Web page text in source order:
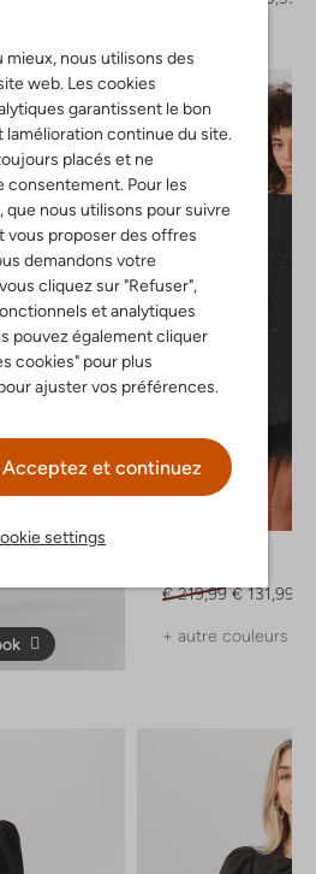
mieux, nous utilisons des
web. Les cookies
garantissent le bon
continue du site.
placés et ne
consentement. Pour les
que nous utilisons pour suivre
vous proposer des offres
demandons votre
cliquez sur "Refuser",
et analytiques
pouvez également cliquer
cookies" pour plus
ajuster vos préférences.
Acceptez et continuez
settings
€ 219,99 € 131,99
+ autre couleurs